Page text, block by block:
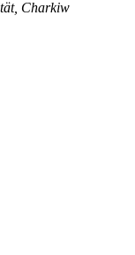
Charkiw